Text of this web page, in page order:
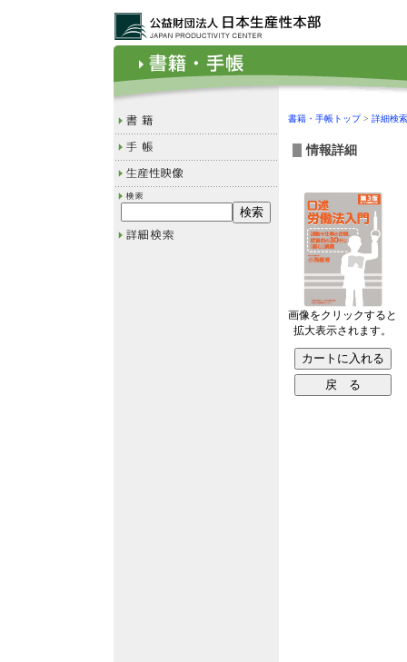
書籍・手帳トップ> 詳細検索
情報詳細
画像をクリックすると
拡大表示されます。